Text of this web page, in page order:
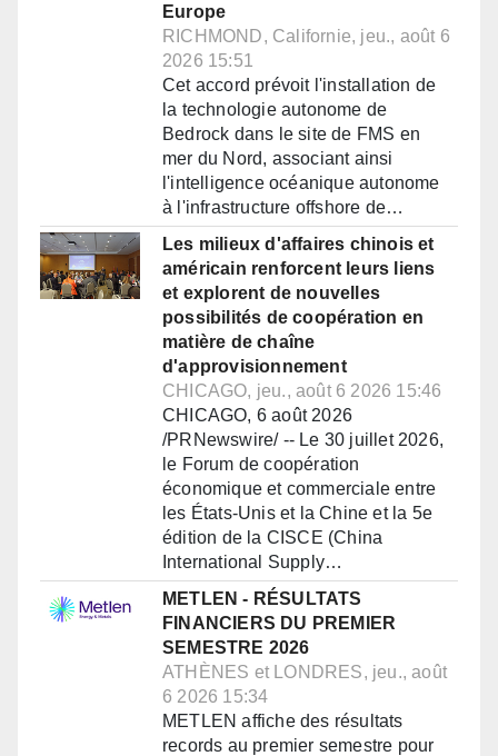
Europe
RICHMOND, Californie, jeu., août 6
2026 15:51
Cet accord prévoit l'installation de
la technologie autonome de
Bedrock dans le site de FMS en
mer du Nord, associant ainsi
l'intelligence océanique autonome
à l'infrastructure offshore de…
Les milieux d'affaires chinois et
américain renforcent leurs liens
et explorent de nouvelles
possibilités de coopération en
matière de chaîne
d'approvisionnement
CHICAGO, jeu., août 6 2026 15:46
CHICAGO, 6 août 2026
/PRNewswire/ -- Le 30 juillet 2026,
le Forum de coopération
économique et commerciale entre
les États-Unis et la Chine et la 5e
édition de la CISCE (China
International Supply…
METLEN - RÉSULTATS
FINANCIERS DU PREMIER
SEMESTRE 2026
ATHÈNES et LONDRES, jeu., août
6 2026 15:34
METLEN affiche des résultats
records au premier semestre pour